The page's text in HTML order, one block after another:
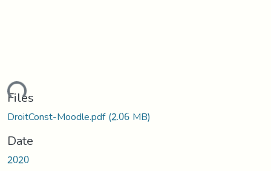
Files
DroitConst-Moodle.pdf(2.06 MB)
Date
2020